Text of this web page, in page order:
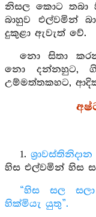
නිසල කොට තබා
බාහුව එල්වමින්
දුකුළා ඇවැත් වේ.
නො සිතා
නො දන්නහුට,
උම්මත්තකහට,
1.
හිස එල්වමින් හිස
“හිස සල
හික්මියැ යුතු”.